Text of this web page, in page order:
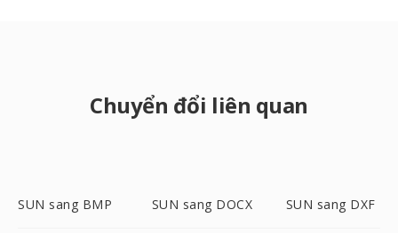
Chuyển đổi liên quan
SUN sang BMP SUN sang DOCX SUN sang DXF